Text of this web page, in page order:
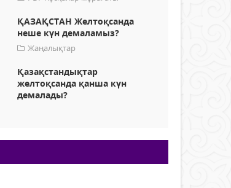
ҚАЗАҚСТАН Желтоқсанда
неше күн демаламыз?
Жаңалықтар
Қазақстандықтар
желтоқсанда қанша күн
демалады?